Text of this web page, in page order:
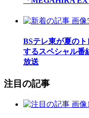
BSテレ東が夏の
するスペシャル番
放送
注目の記事